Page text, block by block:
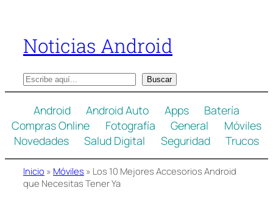
contenido
Noticias Android
B
u
c
a
r
Buscar
Android Android Auto Apps
Batería
Compras Online
Fotografía General
Móviles
Novedades
Salud Digital Seguridad Trucos
Inicio » Móviles » Los 10 Mejores Accesorios Android
que Necesitas Tener Ya